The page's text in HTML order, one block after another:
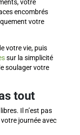
votre
encombrés
votre
votre vie, puis
sur la simplicité
soulager votre
tout
Il n’est pas
journée avec